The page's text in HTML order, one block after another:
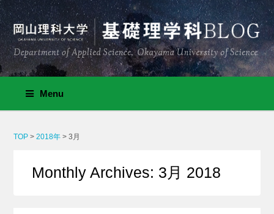
Menu
TOP >2018年 >3月
Monthly Archives: 3月 2018